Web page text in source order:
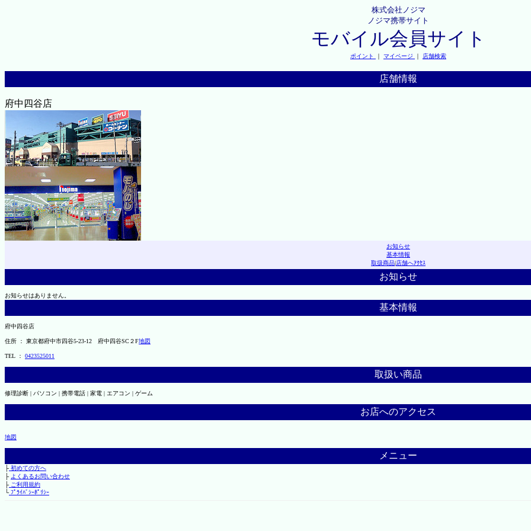
株式会社ノジマ
ノジマ携帯サイト
モバイル会員サイト
ポイント ｜ マイページ ｜ 店舗検索
店舗情報
府中四谷店
お知らせ
基本情報
取扱商品|店舗へｱｸｾｽ
お知らせ
お知らせはありません。
基本情報
府中四谷店
住所 ： 東京都府中市四谷5-23-12 府中四谷SC２F地図
TEL ： 0423525011
取扱い商品
修理診断 | パソコン | 携帯電話 | 家電 | エアコン | ゲーム
お店へのアクセス
地図
メニュー
├初めての方へ
├ よくあるお問い合わせ
├ご利用規約
└ﾌﾟﾗｲﾊﾞｼｰﾎﾟﾘｼｰ